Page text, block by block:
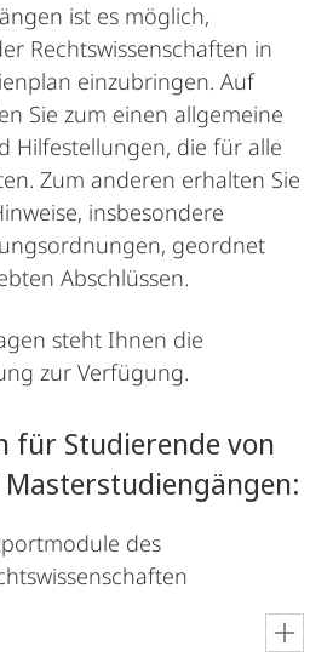
ist es möglich,
Rechtswissenschaften in
einzubringen. Auf
Sie zum einen allgemeine
Hilfestellungen, die für alle
Zum anderen erhalten Sie
insbesondere
geordnet
Abschlüssen.
steht Ihnen die
zur Verfügung.
für Studierende von
des